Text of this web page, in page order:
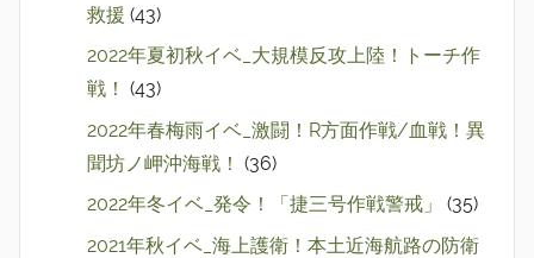
救援 (43)
2022年夏初秋イベ_大規模反攻上陸！トーチ作
戦！ (43)
2022年春梅雨イベ_激闘！R方面作戦/血戦！異
聞坊ノ岬沖海戦！ (36)
2022年冬イベ_発令！「捷三号作戦警戒」
(35)
2021年秋イベ_海上護衛！本土近海航路の防衛